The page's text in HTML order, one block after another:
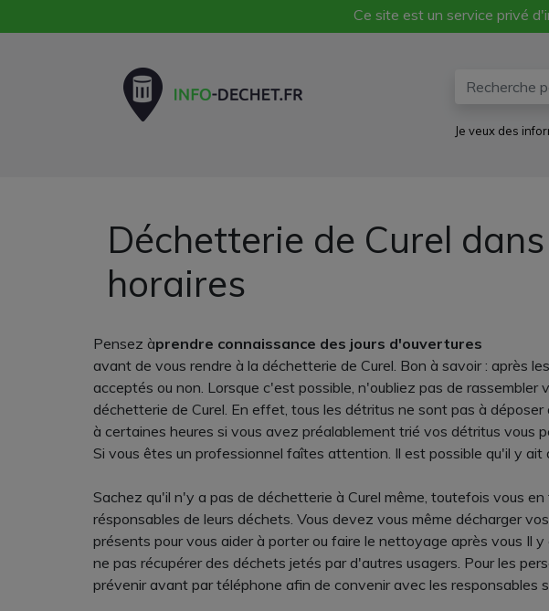
Ce site est un service privé
Je veux des
Déchetterie de Curel
horaires
Pensez àprendre connaissance des jours d'ouvertures
avant de vous rendre à la déchetterie de Curel. Bon à savoir : après
acceptés ou non. Lorsque c'est possible, n'oubliez pas de
déchetterie de Curel. En effet, tous les détritus ne sont pas à
à certaines heures si vous avez préalablement trié vos détritus vous
Si vous êtes un professionnel faîtes attention. Il est possible qu'il y ait
Sachez qu'il n'y a pas de déchetterie à Curel même, toutefois vous
résponsables de leurs déchets. Vous devez vous même décharger
présents pour vous aider à porter ou faire le nettoyage après vous Il
ne pas récupérer des déchets jetés par d'autres usagers. Pour les
prévenir avant par téléphone afin de convenir avec les responsables